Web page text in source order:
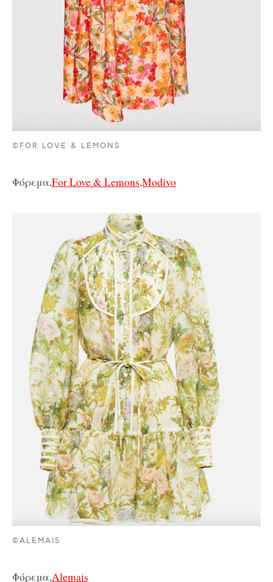
©FOR LOVE & LEMONS
Φόρεμα,For Love & Lemons,Modivo
©ALEMAIS
Φόρεμα,Alemais